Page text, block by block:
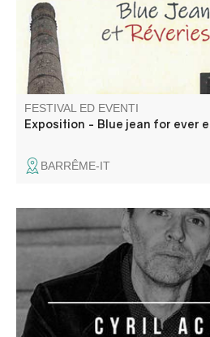
FESTIVAL ED EVENTI
Exposition - Blue jean for ever
BARRÊME-IT
Récital de guitare classique par
d'œuvres pour luth par J.S